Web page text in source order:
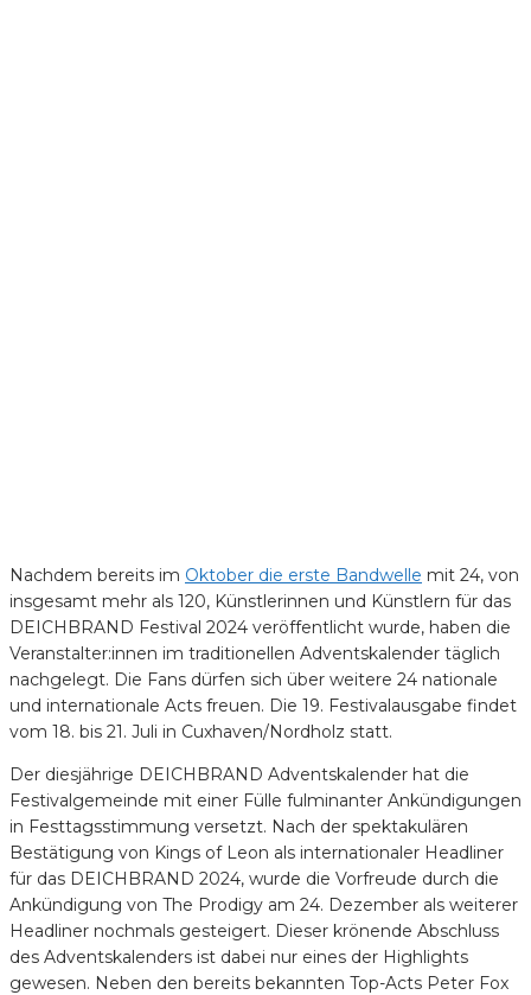
Nachdem bereits im Oktober die erste Bandwelle mit 24, von
insgesamt mehr als 120, Künstlerinnen und Künstlern für das
DEICHBRAND Festival 2024 veröffentlicht wurde, haben die
Veranstalter:innen im traditionellen Adventskalender täglich
nachgelegt. Die Fans dürfen sich über weitere 24 nationale
und internationale Acts freuen. Die 19. Festivalausgabe findet
vom 18. bis 21. Juli in Cuxhaven/Nordholz statt.
Der diesjährige DEICHBRAND Adventskalender hat die
Festivalgemeinde mit einer Fülle fulminanter Ankündigungen
in Festtagsstimmung versetzt. Nach der spektakulären
Bestätigung von Kings of Leon als internationaler Headliner
für das DEICHBRAND 2024, wurde die Vorfreude durch die
Ankündigung von The Prodigy am 24. Dezember als weiterer
Headliner nochmals gesteigert. Dieser krönende Abschluss
des Adventskalenders ist dabei nur eines der Highlights
gewesen. Neben den bereits bekannten Top-Acts Peter Fox